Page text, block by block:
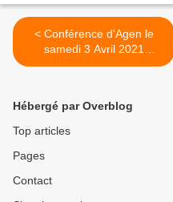
< Conférence d'Agen le
samedi 3 Avril 2021
Catherine (annulée sur
Hébergé par Overblog
Top articles
Pages
Contact